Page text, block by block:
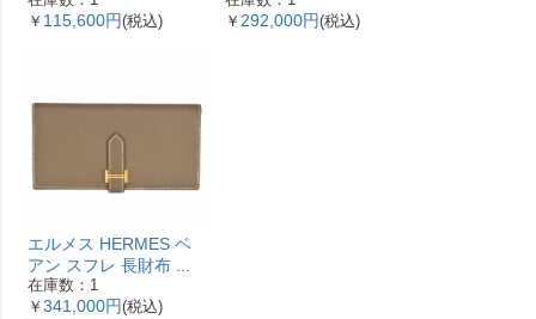
盤 ベゼル12Pダイヤ レ
￥ 115,600円(税込)
2WAY レザー M53825
￥ 292,000円(税込)
エルメス HERMES ベ
アン スフレ 長財布 ヴ
ォーエプソン Y刻印 エ
トゥープ ゴールド金具
在庫数：1
￥ 341,000円(税込)